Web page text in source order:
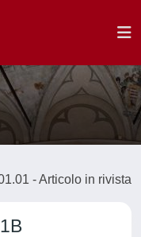
- Articolo in rivista